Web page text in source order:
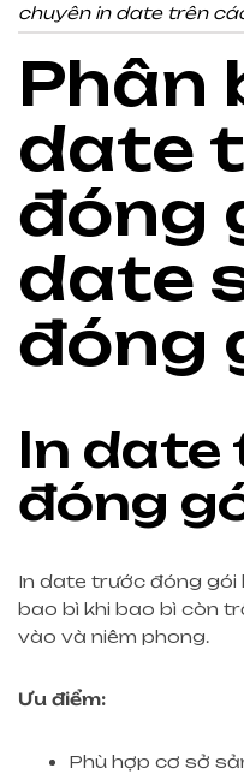
chuyên in date trên
Phân
date
đóng
date
đóng
In
đóng
In date trước đóng gói
bao bì khi bao bì còn
vào và niêm phong.
Ưu điểm:
Phù hợp cơ sở